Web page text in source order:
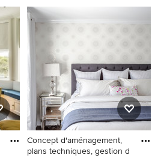
Mittelgroßes Modernes
Hauptschlafzimmer ohne
Kamin mit grüner Wandfarbe,
braunem Boden in Paris
Concept d'aménagement,
plans techniques, gestion d